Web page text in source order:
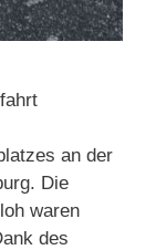
an der
Die
waren
des